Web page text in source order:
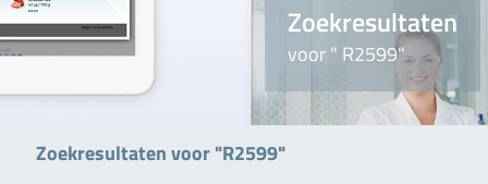
Zoekresultaten
voor " R2599"
Zoekresultaten voor "R2599"